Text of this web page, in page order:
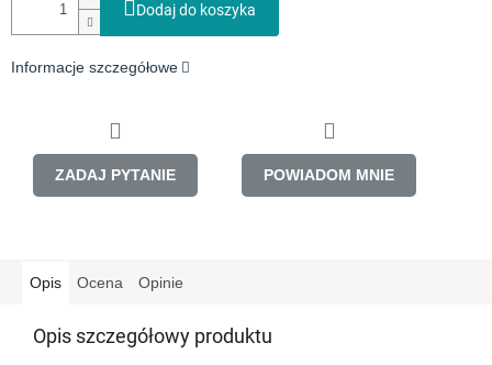
Dodaj do koszyka
Informacje szczegółowe
ZADAJ PYTANIE POWIADOM MNIE
Opis Ocena Opinie
Opis szczegółowy produktu